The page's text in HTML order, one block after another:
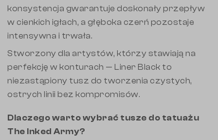
konsystencja gwarantuje doskonały przepływ
w cienkich igłach, a głęboka czerń pozostaje
intensywna i trwała.
Stworzony dla artystów, którzy stawiają na
perfekcję w konturach — Liner Black to
niezastąpiony tusz do tworzenia czystych,
ostrych linii bez kompromisów.
Dlaczego warto wybrać tusze do tatuażu
The Inked Army?